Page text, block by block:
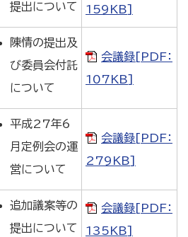
提出について
159KB]
陳情の提出及
び委員会付託
について
会議録[PDF：
107KB]
平成27年6
月定例会の運
営について
会議録[PDF：
279KB]
追加議案等の
提出について
会議録[PDF：
135KB]